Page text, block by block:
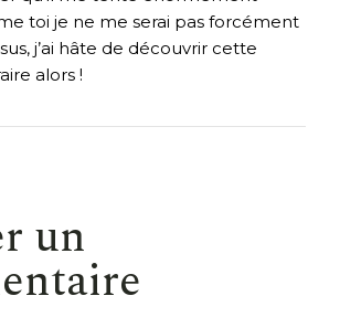
toi je ne me serai pas forcément
j’ai hâte de découvrir cette
alors !
un